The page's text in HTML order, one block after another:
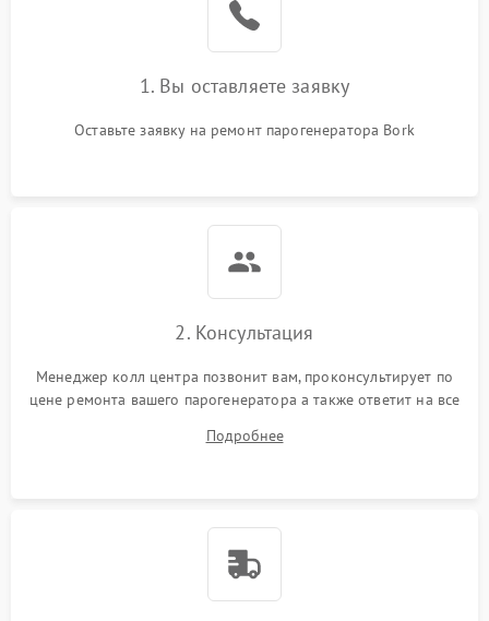
1. Вы оставляете заявку
Оставьте заявку на ремонт парогенератора Bork
2. Консультация
Менеджер колл центра позвонит вам, проконсультирует по
цене ремонта вашего парогенератора а также ответит на все
Подробнее